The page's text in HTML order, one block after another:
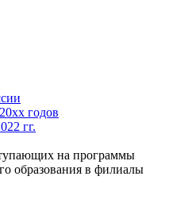
годов
гг.
на программы
образования в филиалы